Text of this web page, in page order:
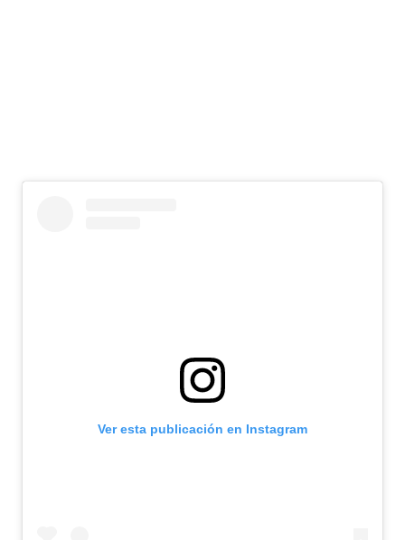
Ver esta publicación en Instagram